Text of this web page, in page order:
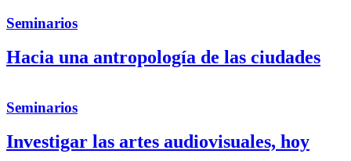
Seminarios
Hacia una antropología de las ciudades
Seminarios
Investigar las artes audiovisuales, hoy